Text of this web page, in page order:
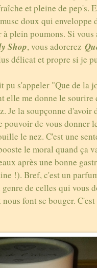
et pleine de pep's.
doux qui enveloppe
à plein poumons. Si vous
Shop, vous adorerez
délicat et propre si je
pu s'appeler "Que de la
elle me donne le sourire
Je la soupçonne d'avoir
pouvoir de vous donner
le nez. C'est une
le moral quand ça
après une bonne
!). Bref, c'est un
de celles qui vous
font se bouger.